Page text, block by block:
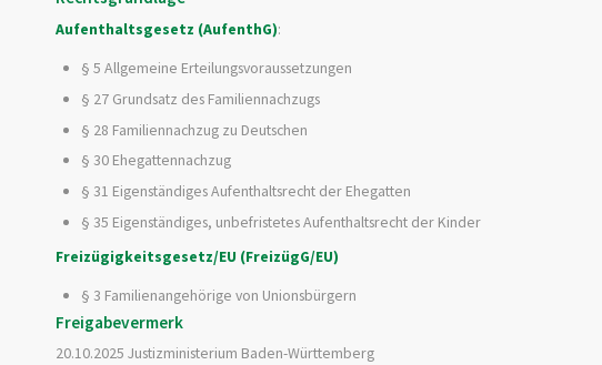
Aufenthaltsgesetz (AufenthG):
§ 5 Allgemeine Erteilungsvoraussetzungen
§ 27 Grundsatz des Familiennachzugs
§ 28 Familiennachzug zu Deutschen
§ 30 Ehegattennachzug
§ 31 Eigenständiges Aufenthaltsrecht der Ehegatten
§ 35 Eigenständiges, unbefristetes Aufenthaltsrecht der Kinder
Freizügigkeitsgesetz/EU (FreizügG/EU)
§ 3 Familienangehörige von Unionsbürgern
Freigabevermerk
20.10.2025 Justizministerium Baden-Württemberg